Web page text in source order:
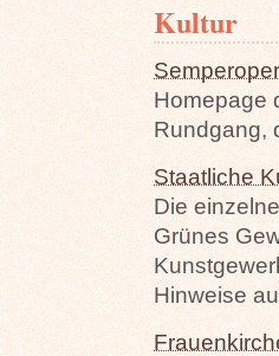
Kultur
Homepage
Rundgang,
Staatliche
Die
Grünes
Hinweise